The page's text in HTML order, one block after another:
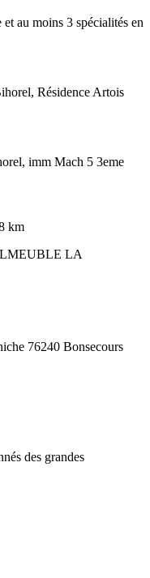
et au moins 3 spécialités en
, Résidence Artois
, imm Mach 5 3eme
km
LA
76240 Bonsecours
des grandes